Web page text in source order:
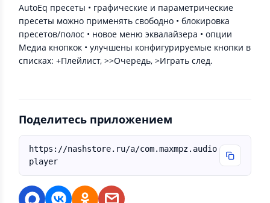
AutoEq пресеты • графические и параметрические
пресеты можно применять свободно • блокировка
пресетов/полос • новое меню эквалайзера • опции
Медиа кнопкок • улучшены конфигурируемые кнопки в
списках: +Плейлист, >>Очередь, >Играть след.
Поделитесь приложением
https://nashstore.ru/a/com.maxmpz.audio
player